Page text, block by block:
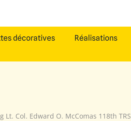
décoratives Réalisations
Lt. Col. Edward O. McComas 118th TRS